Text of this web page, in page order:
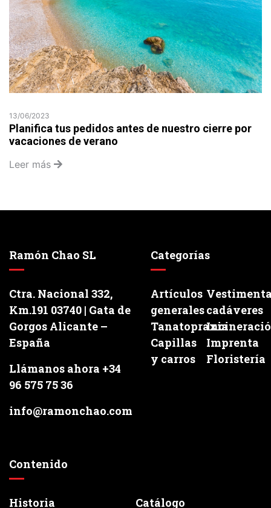
13/06/2023
Planifica tus pedidos antes de nuestro cierre por
vacaciones de verano
Leer más
Ramón Chao SL
Ctra. Nacional 332,
Km.191 03740 | Gata de
Gorgos Alicante –
España
Llámanos ahora +34
96 575 75 36
info@ramonchao.com
Categorías
Artículos
generalescadáveres
Tanatopraxia
Capillas
y carros
Imprenta
Floristería
Contenido
Historia Catálogo